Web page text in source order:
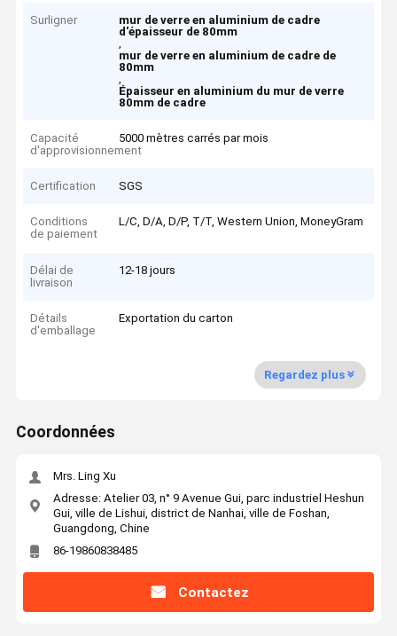
Surligner
mur de verre en aluminium de cadre
d'épaisseur de 80mm
,
mur de verre en aluminium de cadre de
80mm
,
Épaisseur en aluminium du mur de verre
80mm de cadre
Capacité
d'approvisionnement
5000 mètres carrés par mois
Certification SGS
Conditions
de paiement
L/C, D/A, D/P, T/T, Western Union, MoneyGram
Délai de
livraison
12-18 jours
Détails
d'emballage
Exportation du carton
Regardez plus
Coordonnées
Mrs. Ling Xu
Adresse: Atelier 03, n° 9 Avenue Gui, parc industriel Heshun
Gui, ville de Lishui, district de Nanhai, ville de Foshan,
Guangdong, Chine
86-19860838485
Contactez